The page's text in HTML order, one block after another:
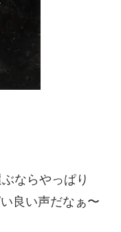
ならやっぱり
良い声だなぁ〜